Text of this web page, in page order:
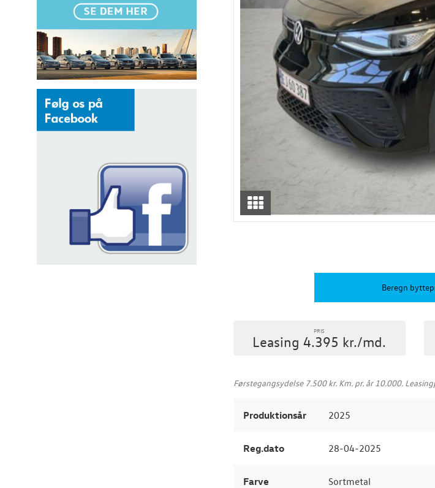
Beregn
PRIS
Leasing 4.395 kr./md.
Førstegangsydelse 7.500 kr. Km. pr. år 10.000.
Produktionsår 2025
Reg.dato 28-04-2025
Farve Sortmetal